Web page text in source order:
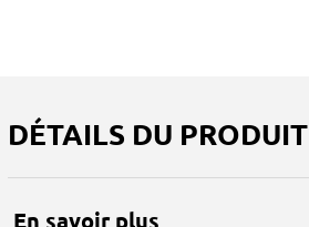
DÉTAILS DU PRODUIT
En savoir plus